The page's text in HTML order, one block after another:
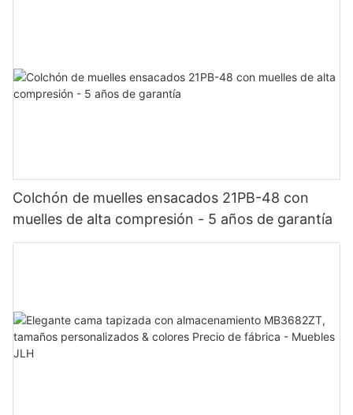
Colchón de muelles ensacados 21PB-48 con
muelles de alta compresión - 5 años de garantía